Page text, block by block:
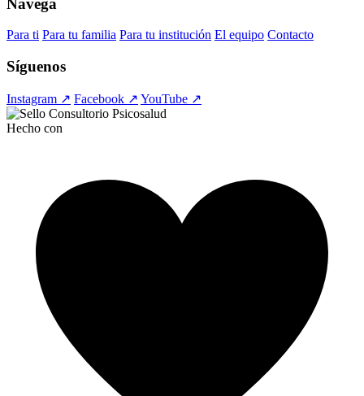
Para ti Para tu familia Para tu institución El equipo Contacto
Síguenos
Instagram ↗ Facebook ↗ YouTube ↗
Hecho con